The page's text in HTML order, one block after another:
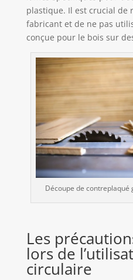
plastique. Il est crucial de
fabricant et de ne pas
conçue pour le bois sur
Découpe de contreplaqué
Les
lors de
circulaire